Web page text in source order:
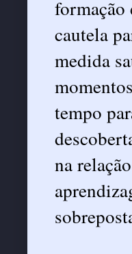
formação
cautela
medida
tempo
na